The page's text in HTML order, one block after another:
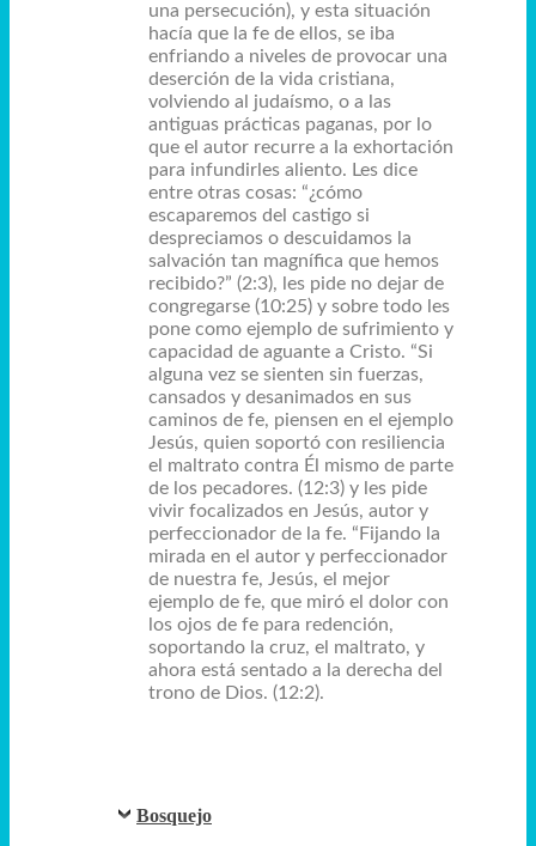
una persecución), y esta situación
hacía que la fe de ellos, se iba
enfriando a niveles de provocar una
deserción de la vida cristiana,
volviendo al judaísmo, o a las
antiguas prácticas paganas, por lo
que el autor recurre a la exhortación
para infundirles aliento. Les dice
entre otras cosas: “¿cómo
escaparemos del castigo si
despreciamos o descuidamos la
salvación tan magnífica que hemos
recibido?” (2:3), les pide no dejar de
congregarse (10:25) y sobre todo les
pone como ejemplo de sufrimiento y
capacidad de aguante a Cristo. “Si
alguna vez se sienten sin fuerzas,
cansados y desanimados en sus
caminos de fe, piensen en el ejemplo
Jesús, quien soportó con resiliencia
el maltrato contra Él mismo de parte
de los pecadores. (12:3) y les pide
vivir focalizados en Jesús, autor y
perfeccionador de la fe. “Fijando la
mirada en el autor y perfeccionador
de nuestra fe, Jesús, el mejor
ejemplo de fe, que miró el dolor con
los ojos de fe para redención,
soportando la cruz, el maltrato, y
ahora está sentado a la derecha del
trono de Dios. (12:2).
Bosquejo